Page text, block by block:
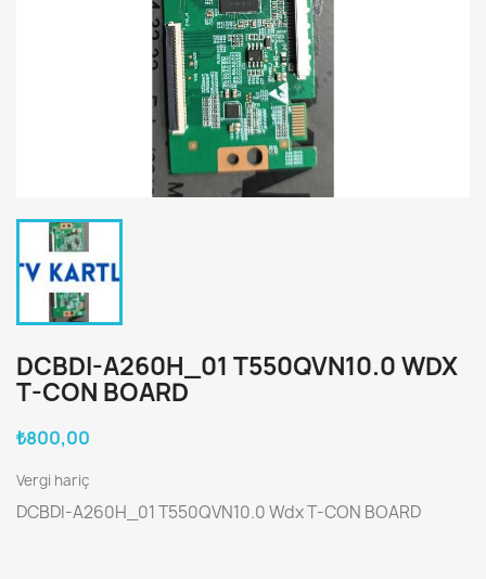
DCBDI-A260H_01 T550QVN10.0 WDX
T-CON BOARD
₺800,00
Vergi hariç
DCBDI-A260H_01 T550QVN10.0 Wdx T-CON BOARD